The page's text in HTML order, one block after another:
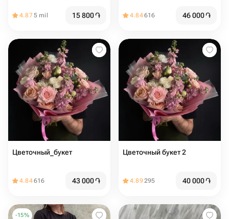
4.875 mil 15 800֏ 4.84616 46 000֏
Цветочный_букет
4.84616 43 000֏
Цветочный букет 2
4.89295 40 000֏
-15%